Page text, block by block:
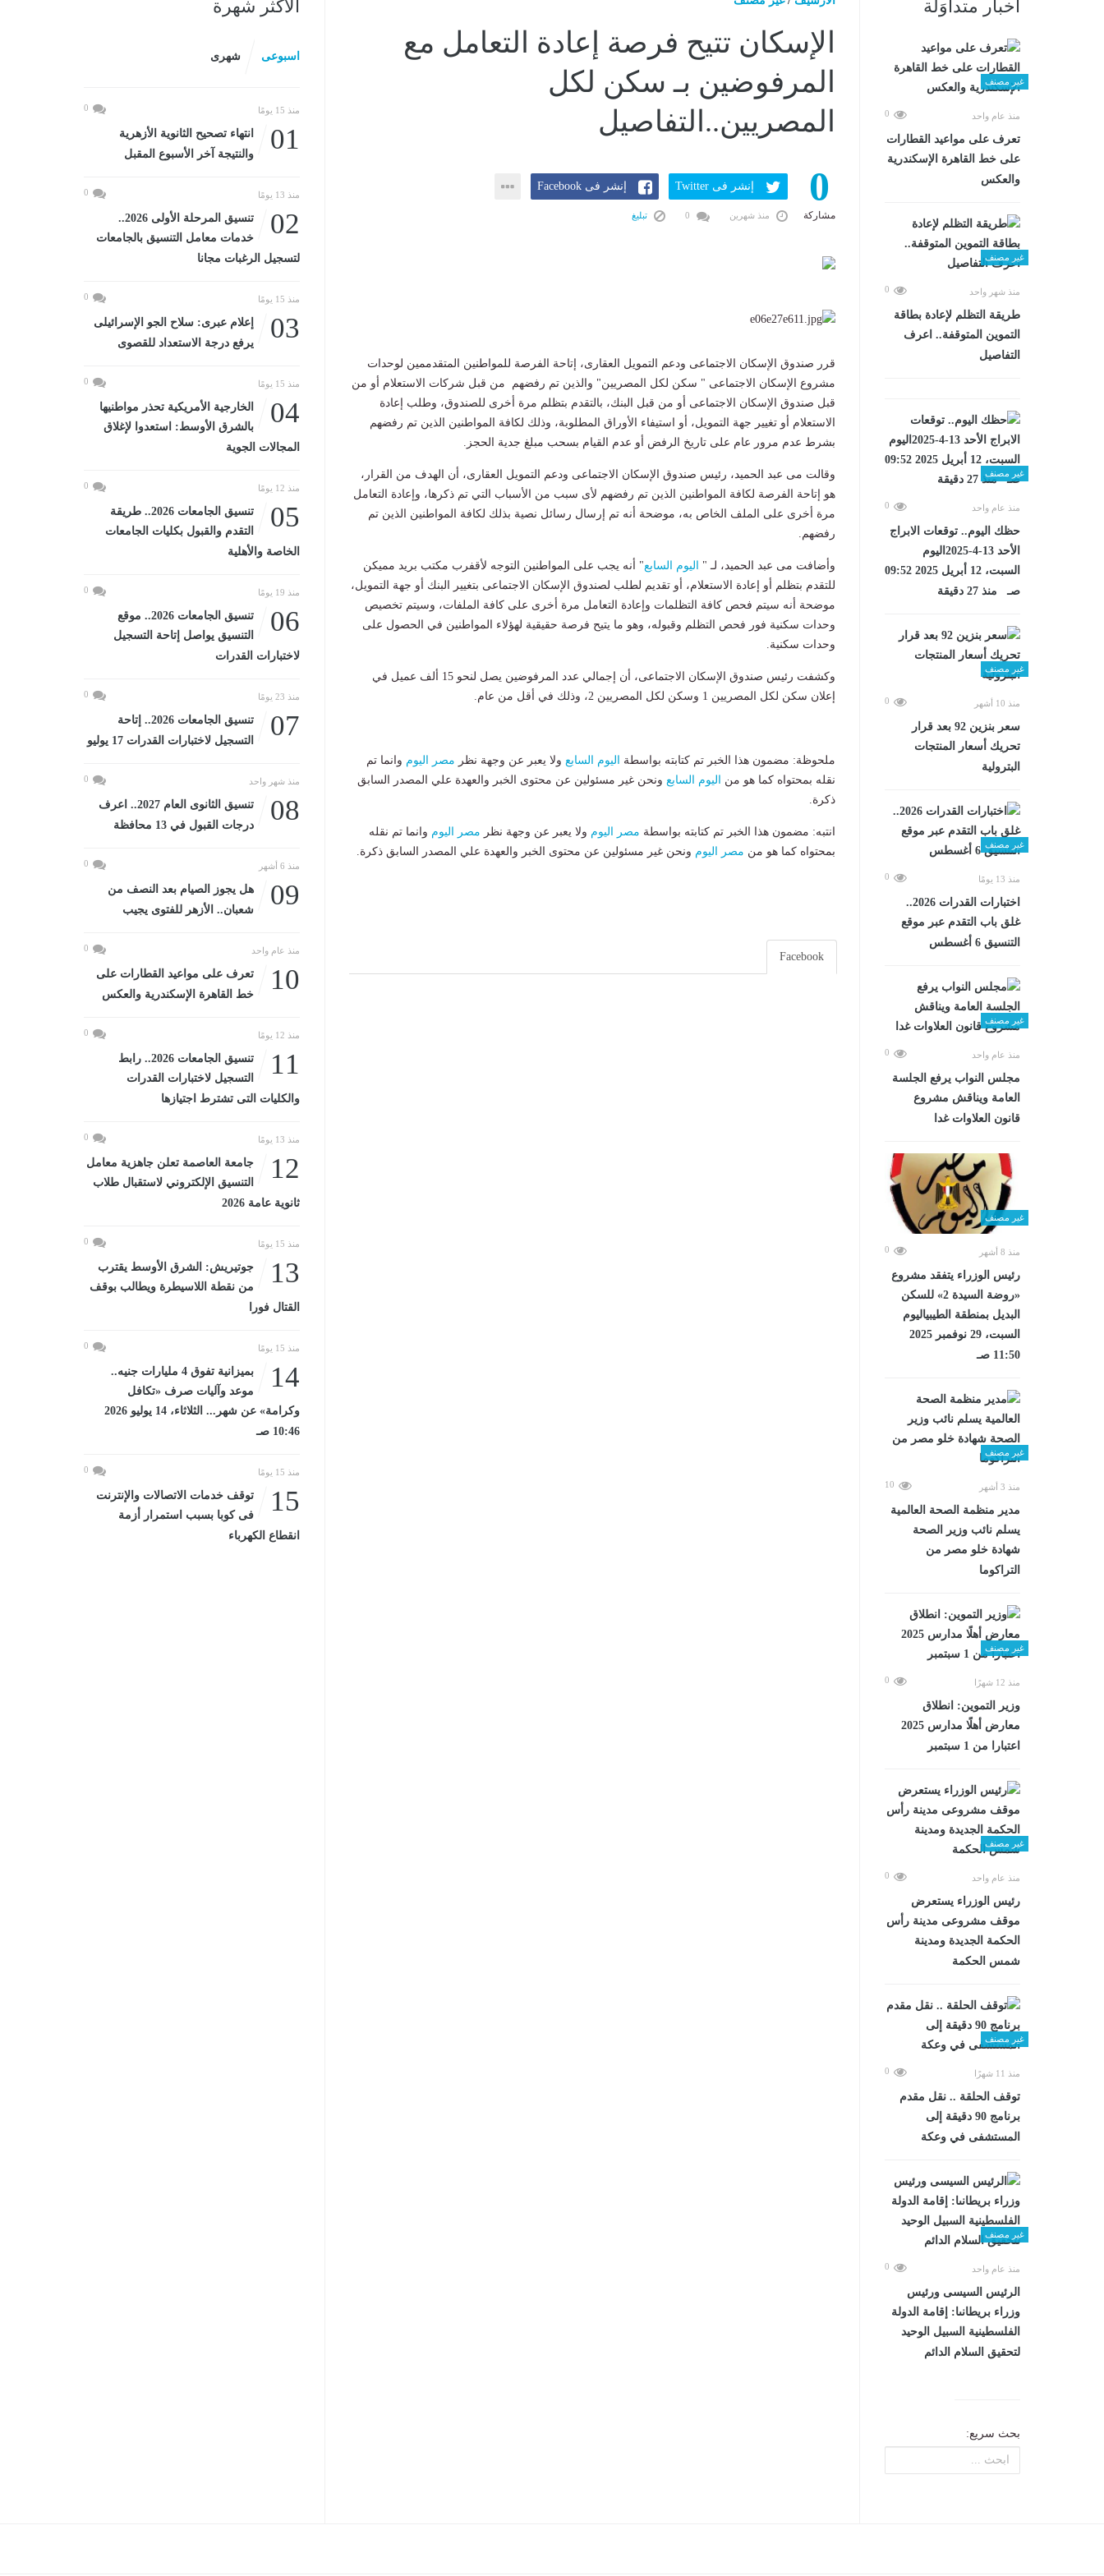
أخبار متداوَلة
غير مصنف
منذ عام واحد 0
تعرف على مواعيد القطارات
على خط القاهرة الإسكندرية
والعكس
غير مصنف
منذ شهر واحد 0
طريقة التظلم لإعادة بطاقة
التموين المتوقفة.. اعرف
التفاصيل
غير مصنف
منذ عام واحد 0
حظك اليوم.. توقعات الابراج
الأحد 13-4-2025اليوم
السبت، 12 أبريل 2025 09:52
صـ منذ 27 دقيقة
غير مصنف
منذ 10 أشهر 0
سعر بنزين 92 بعد قرار
تحريك أسعار المنتجات
البترولية
غير مصنف
منذ 13 يومًا 0
اختبارات القدرات 2026..
غلق باب التقدم عبر موقع
التنسيق 6 أغسطس
غير مصنف
منذ عام واحد 0
مجلس النواب يرفع الجلسة
العامة ويناقش مشروع
قانون العلاوات غدا
غير مصنف
منذ 8 أشهر 0
رئيس الوزراء يتفقد مشروع
«روضة السيدة 2» للسكن
البديل بمنطقة الطيبياليوم
السبت، 29 نوفمبر 2025
11:50 صـ
غير مصنف
منذ 3 أشهر 10
مدير منظمة الصحة العالمية
يسلم نائب وزير الصحة
شهادة خلو مصر من
التراكوما
غير مصنف
منذ 12 شهرًا 0
وزير التموين: انطلاق
معارض أهلًا مدارس 2025
اعتبارا من 1 سبتمبر
غير مصنف
منذ عام واحد 0
رئيس الوزراء يستعرض
موقف مشروعى مدينة رأس
الحكمة الجديدة ومدينة
شمس الحكمة
غير مصنف
منذ 11 شهرًا 0
توقف الحلقة .. نقل مقدم
برنامج 90 دقيقة إلى
المستشفى في وعكة
غير مصنف
منذ عام واحد 0
الرئيس السيسى ورئيس
وزراء بريطانىا: إقامة الدولة
الفلسطينية السبيل الوحيد
لتحقيق السلام الدائم
بحث سريع:
الإسكان تتيح فرصة إعادة التعامل مع
المرفوضين بـ سكن لكل
المصريين..التفاصيل
0
مشاركة
إنشر فى Twitter إنشر فى Facebook
منذ شهرين تبليغ
قرر صندوق الإسكان الاجتماعى ودعم التمويل العقارى، إتاحة الفرصة للمواطنين المتقدممين لوحدات
مشروع الإسكان الاجتماعى " سكن لكل المصريين" والذين تم رفضهم من قبل شركات الاستعلام أو من
قبل صندوق الإسكان الاجتماعى أو من قبل البنك، بالتقدم بتظلم مرة أخرى للصندوق، وطلب إعادة
الاستعلام أو تغيير جهة التمويل، أو استيفاء الأوراق المطلوبة، وذلك لكافة المواطنين الذين تم رفضهم
بشرط عدم مرور عام على تاريخ الرفض أو عدم القيام بسحب مبلغ جدية الحجز.
وقالت مى عبد الحميد، رئيس صندوق الإسكان الاجتماعى ودعم التمويل العقارى، أن الهدف من القرار،
هو إتاحة الفرصة لكافة المواطنين الذين تم رفضهم لأى سبب من الأسباب التي تم ذكرها، وإعادة التعامل
مرة أخرى على الملف الخاص به، موضحة أنه تم إرسال رسائل نصية بذلك لكافة المواطنين الذين تم
رفضهم.
وأضافت مى عبد الحميد، لـ " اليوم السابع" أنه يجب على المواطنين التوجه لأقفرب مكتب بريد مميكن
للتقدم بتظلم أو إعادة الاستعلام، أو تقديم لطلب لصندوق الإسكان الاجتماعى بتغيير البنك أو جهة التمويل،
موضحة أنه سيتم فحص كافة التظلمات وإعادة التعامل مرة أخرى على كافة الملفات، وسيتم تخصيص
وحدات سكنية فور فحص التظلم وقبوله، وهو ما يتيح فرصة حقيقية لهؤلاء المواطنين في الحصول على
وحدات سكنية.
وكشفت رئيس صندوق الإسكان الاجتماعى، أن إجمالي عدد المرفوضين يصل لنحو 15 ألف عميل في
إعلان سكن لكل المصريين 1 وسكن لكل المصريين 2، وذلك في أقل من عام.
ملحوظة: مضمون هذا الخبر تم كتابته بواسطة اليوم السابع ولا يعبر عن وجهة نظر مصر اليوم وانما تم
نقله بمحتواه كما هو من
اليوم السابع ونحن غير مسئولين عن محتوى الخبر والعهدة علي المصدر السابق
ذكرة.
انتبه: مضمون هذا الخبر تم كتابته بواسطة مصر اليوم ولا يعبر عن وجهة نظر مصر اليوم وانما تم نقله
بمحتواه كما هو من مصر اليوم ونحن غير مسئولين عن محتوى الخبر والعهدة علي المصدر السابق ذكرة.
Facebook
الأكثر شهرة
اسبوعى شهرى
منذ 15 يومًا 0
01
انتهاء تصحيح الثانوية الأزهرية
والنتيجة آخر الأسبوع المقبل
منذ 13 يومًا 0
02
تنسيق المرحلة الأولى 2026..
خدمات معامل التنسيق بالجامعات
لتسجيل الرغبات مجانا
منذ 15 يومًا 0
03
إعلام عبرى: سلاح الجو الإسرائيلى
يرفع درجة الاستعداد للقصوى
منذ 15 يومًا 0
04
الخارجية الأمريكية تحذر مواطنيها
بالشرق الأوسط: استعدوا لإغلاق
المجالات الجوية
منذ 12 يومًا 0
05
تنسيق الجامعات 2026.. طريقة
التقدم والقبول بكليات الجامعات
الخاصة والأهلية
منذ 19 يومًا 0
06
تنسيق الجامعات 2026.. موقع
التنسيق يواصل إتاحة التسجيل
لاختبارات القدرات
منذ 23 يومًا 0
07
تنسيق الجامعات 2026.. إتاحة
التسجيل لاختبارات القدرات 17 يوليو
منذ شهر واحد 0
08
تنسيق الثانوى العام 2027.. اعرف
درجات القبول في 13 محافظة
منذ 6 أشهر 0
09
هل يجوز الصيام بعد النصف من
شعبان.. الأزهر للفتوى يجيب
منذ عام واحد 0
10
تعرف على مواعيد القطارات على
خط القاهرة الإسكندرية والعكس
منذ 12 يومًا 0
11
تنسيق الجامعات 2026.. رابط
التسجيل لاختبارات القدرات
والكليات التى تشترط اجتيازها
منذ 13 يومًا 0
12
جامعة العاصمة تعلن جاهزية معامل
التنسيق الإلكتروني لاستقبال طلاب
ثانوية عامة 2026
منذ 15 يومًا 0
13
جوتيريش: الشرق الأوسط يقترب
من نقطة اللاسيطرة ويطالب بوقف
القتال فورا
منذ 15 يومًا 0
14
بميزانية تفوق 4 مليارات جنيه..
موعد وآليات صرف «تكافل
وكرامة» عن شهر... الثلاثاء، 14 يوليو 2026
10:46 صـ
منذ 15 يومًا 0
15
توقف خدمات الاتصالات والإنترنت
فى كوبا بسبب استمرار أزمة
انقطاع الكهرباء